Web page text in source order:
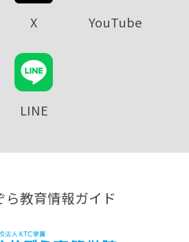
X YouTube
LINE
ら教育情報ガイド